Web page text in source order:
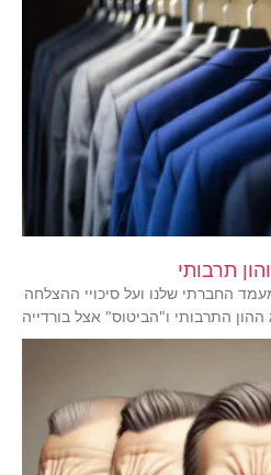
תרבותי
החברתי שלנו ועל סיכויי ההצלחה
התרבותי ו"הביטוס" אצל בורדייה